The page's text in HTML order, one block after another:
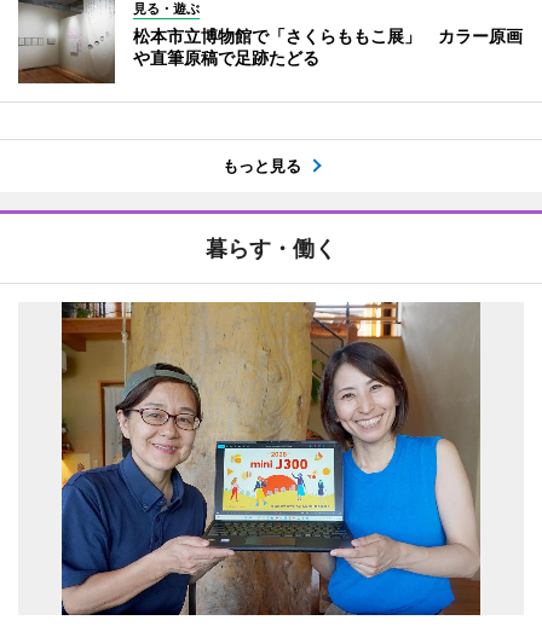
見る・遊ぶ
松本市立博物館で「さくらももこ展」 カラー原画
や直筆原稿で足跡たどる
もっと見る
暮らす・働く